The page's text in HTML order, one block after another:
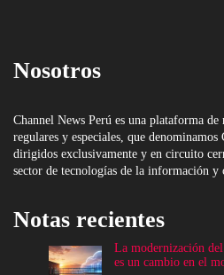
Nosotros
Channel News Perú es una plataforma
regulares y especiales, que denominamos
dirigidos exclusivamente y en circuito
sector de tecnologías de la información y
Notas recientes
La modernización
es un cambio en el